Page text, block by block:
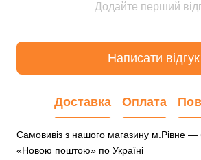
Додайте перший
Написати відгук
Доставка Оплата
Самовивіз з нашого магазину м.Рівне —
«Новою поштою» по Україні